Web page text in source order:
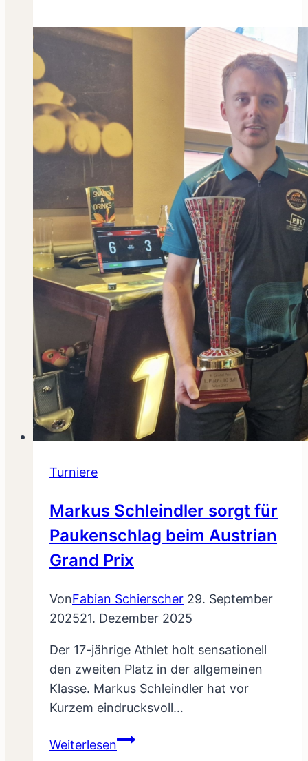
Turniere
Markus Schleindler sorgt für
Paukenschlag beim Austrian
Grand Prix
VonFabian Schierscher 29. September
202521. Dezember 2025
Der 17-jährige Athlet holt sensationell
den zweiten Platz in der allgemeinen
Klasse. Markus Schleindler hat vor
Kurzem eindrucksvoll…
WeiterlesenMarkus